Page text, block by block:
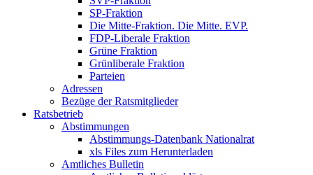
SP-Fraktion
Die Mitte-Fraktion. Die Mitte. EVP.
FDP-Liberale Fraktion
Grüne Fraktion
Grünliberale Fraktion
Parteien
Adressen
Bezüge der Ratsmitglieder
Ratsbetrieb
Abstimmungen
Abstimmungs-Datenbank Nationalrat
xls Files zum Herunterladen
Amtliches Bulletin